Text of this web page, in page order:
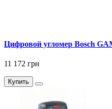
Цифровой угломер Bosch
11 172 грн
Купить